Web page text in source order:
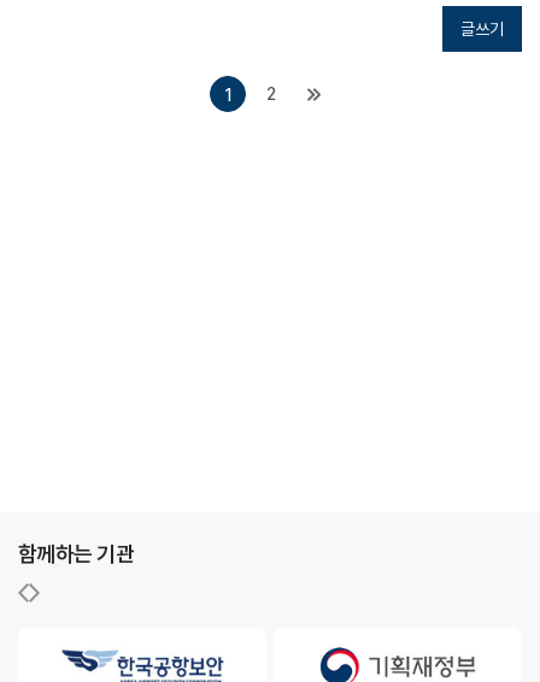
글쓰기
1 2
함께하는 기관